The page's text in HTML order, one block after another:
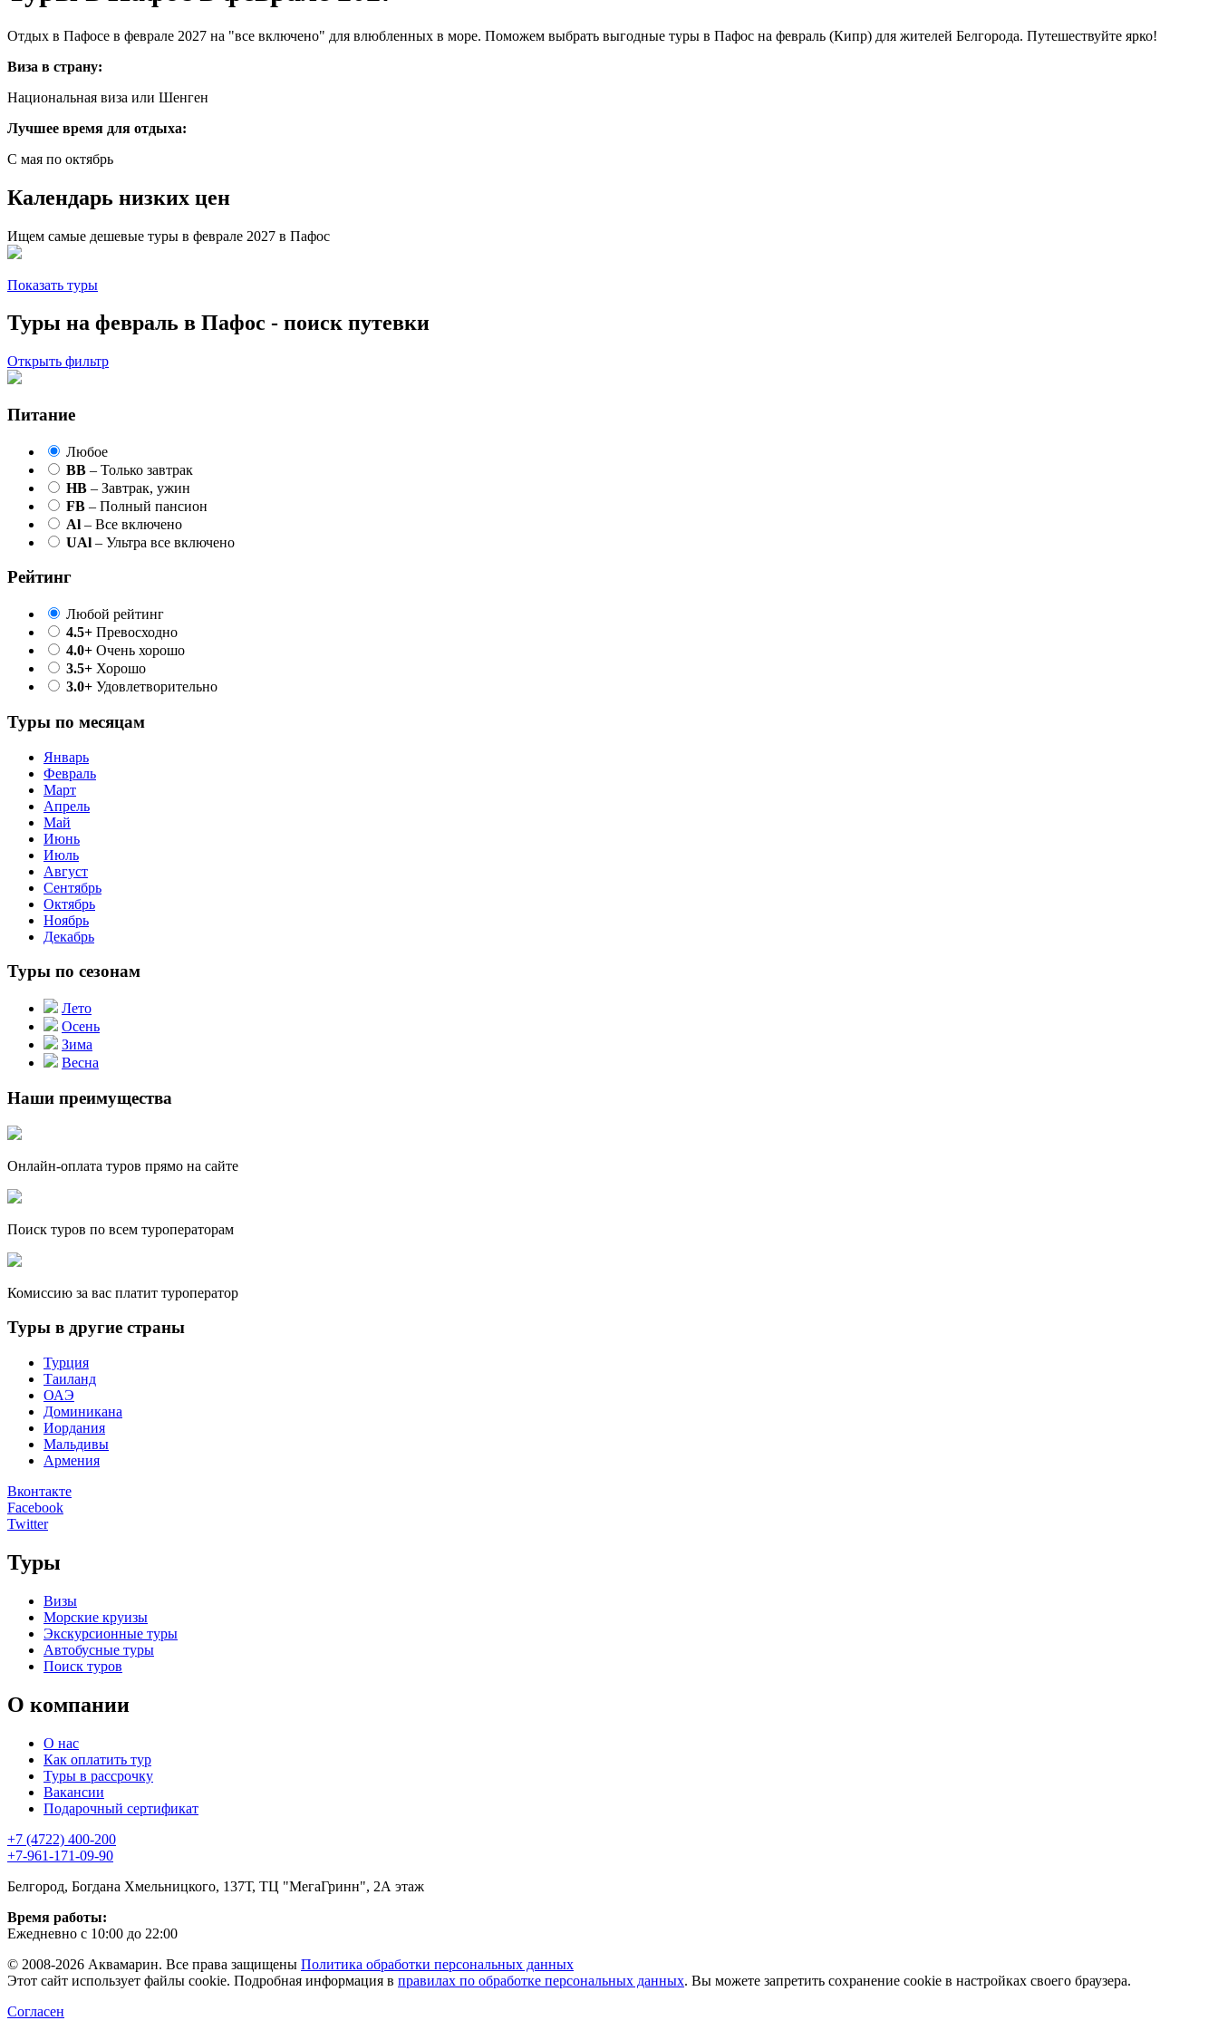
Отдых в Пафосе в феврале 2027 на "все включено" для влюбленных в море. Поможем выбрать выгодные туры в Пафос на февраль (Кипр) для жителей Белгорода. Путешествуйте ярко!
Виза в страну:
Национальная виза или Шенген
Лучшее время для отдыха:
С мая по октябрь
Календарь низких цен
Ищем самые дешевые туры в феврале 2027 в Пафос
Показать туры
Туры на февраль в Пафос - поиск путевки
Открыть фильтр
Питание
Любое
BB – Только завтрак
HB – Завтрак, ужин
FB – Полный пансион
Al – Все включено
UAl – Ультра все включено
Рейтинг
Любой рейтинг
4.5+ Превосходно
4.0+ Очень хорошо
3.5+ Хорошо
3.0+ Удовлетворительно
Туры по месяцам
Январь
Февраль
Март
Апрель
Май
Июнь
Июль
Август
Сентябрь
Октябрь
Ноябрь
Декабрь
Туры по сезонам
Лето
Осень
Зима
Весна
Наши преимущества
Онлайн-оплата туров прямо на сайте
Поиск туров по всем туроператорам
Комиссию за вас платит туроператор
Туры в другие страны
Турция
Таиланд
ОАЭ
Доминикана
Иордания
Мальдивы
Армения
Вконтакте
Facebook
Twitter
Туры
Визы
Морские круизы
Экскурсионные туры
Автобусные туры
Поиск туров
О компании
О нас
Как оплатить тур
Туры в рассрочку
Вакансии
Подарочный сертификат
+7 (4722) 400-200
+7-961-171-09-90
Белгород, Богдана Хмельницкого, 137Т, ТЦ "МегаГринн", 2А этаж
Время работы:
Ежедневно с 10:00 до 22:00
© 2008-2026 Аквамарин. Все права защищены Политика обработки персональных данных
Этот сайт использует файлы cookie. Подробная информация в правилах по обработке персональных данных. Вы можете запретить сохранение cookie в настройках своего браузера.
Согласен